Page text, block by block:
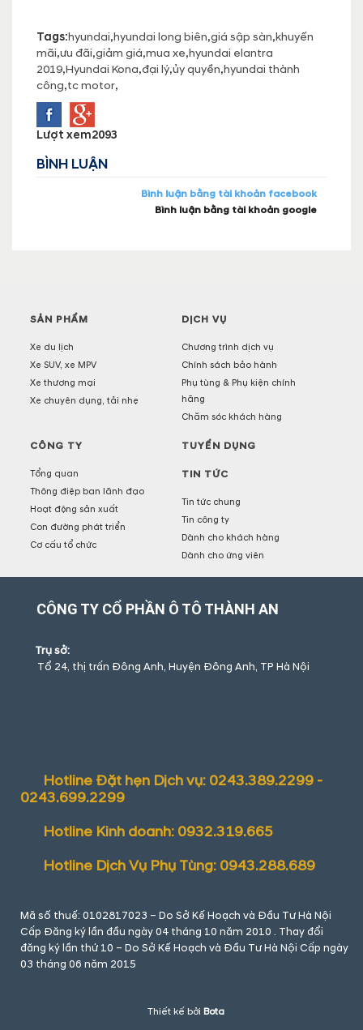
Tags:hyundai,hyundai long biên,giá sập sàn,khuyến
mãi,ưu đãi,giảm giá,mua xe,hyundai elantra
2019,Hyundai Kona,đại lý,ủy quyền,hyundai thành
công,tc motor,
Lượt xem2093
BÌNH LUẬN
Bình luận bằng tài khoản facebook
Bình luận bằng tài khoản google
SẢN PHẨM
Xe du lịch
Xe SUV, xe MPV
Xe thương mại
Xe chuyên dụng, tải nhẹ
DỊCH VỤ
Chương trình dịch vụ
Chính sách bảo hành
Phụ tùng & Phụ kiện chính
hãng
Chăm sóc khách hàng
CÔNG TY
Tổng quan
Thông điệp ban lãnh đạo
Hoạt động sản xuất
Con đường phát triển
Cơ cấu tổ chức
TUYỂN DỤNG
TIN TỨC
Tin tức chung
Tin công ty
Dành cho khách hàng
Dành cho ứng viên
CÔNG TY CỔ PHẦN Ô TÔ THÀNH AN
Trụ sở:
Tổ 24, thị trấn Đông Anh, Huyện Đông Anh, TP Hà Nội
Hotline Đặt hẹn Dịch vụ: 0243.389.2299 -
0243.699.2299
Hotline Kinh doanh: 0932.319.665
Hotline Dịch Vụ Phụ Tùng: 0943.288.689
Mã số thuế: 0102817023 – Do Sở Kế Hoạch và Đầu Tư Hà Nội
Cấp Đăng ký lần đầu ngày 04 tháng 10 năm 2010 . Thay đổi
đăng ký lần thứ 10 – Do Sở Kế Hoạch và Đầu Tư Hà Nội Cấp ngày
03 tháng 06 năm 2015
Thiết kế bởi Bota